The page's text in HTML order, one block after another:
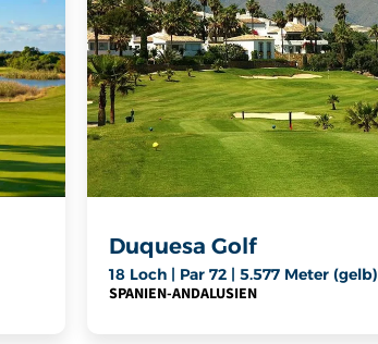
Duquesa Golf
18 Loch | Par 72 | 5.577 Meter (gelb)
SPANIEN-ANDALUSIEN